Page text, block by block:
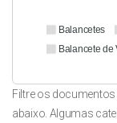
Filtre os
abaixo. Algumas
Balancetes
Balancete de